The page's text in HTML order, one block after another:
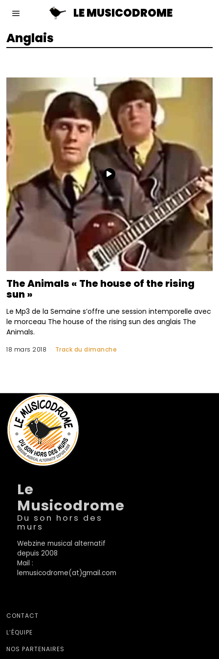
LE MUSICODROME
Anglais
The Animals « The house of the rising
sun »
Le Mp3 de la Semaine s’offre une session intemporelle avec
le morceau The house of the rising sun des anglais The
Animals.
18 mars 2018 Track du dimanche
Le
Musicodrome
Du son hors des
murs
Webzine musical alternatif
depuis 2008
Mail :
lemusicodrome(at)gmail.com
CONTACT
L’ÉQUIPE
NOS PARTENAIRES